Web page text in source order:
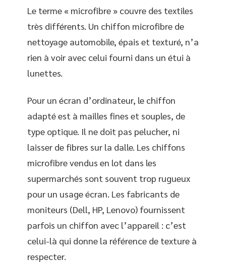
Le terme « microfibre » couvre des textiles
très différents. Un chiffon microfibre de
nettoyage automobile, épais et texturé, n’a
rien à voir avec celui fourni dans un étui à
lunettes.
Pour un écran d’ordinateur, le chiffon
adapté est à mailles fines et souples, de
type optique. Il ne doit pas pelucher, ni
laisser de fibres sur la dalle. Les chiffons
microfibre vendus en lot dans les
supermarchés sont souvent trop rugueux
pour un usage écran. Les fabricants de
moniteurs (Dell, HP, Lenovo) fournissent
parfois un chiffon avec l’appareil : c’est
celui-là qui donne la référence de texture à
respecter.